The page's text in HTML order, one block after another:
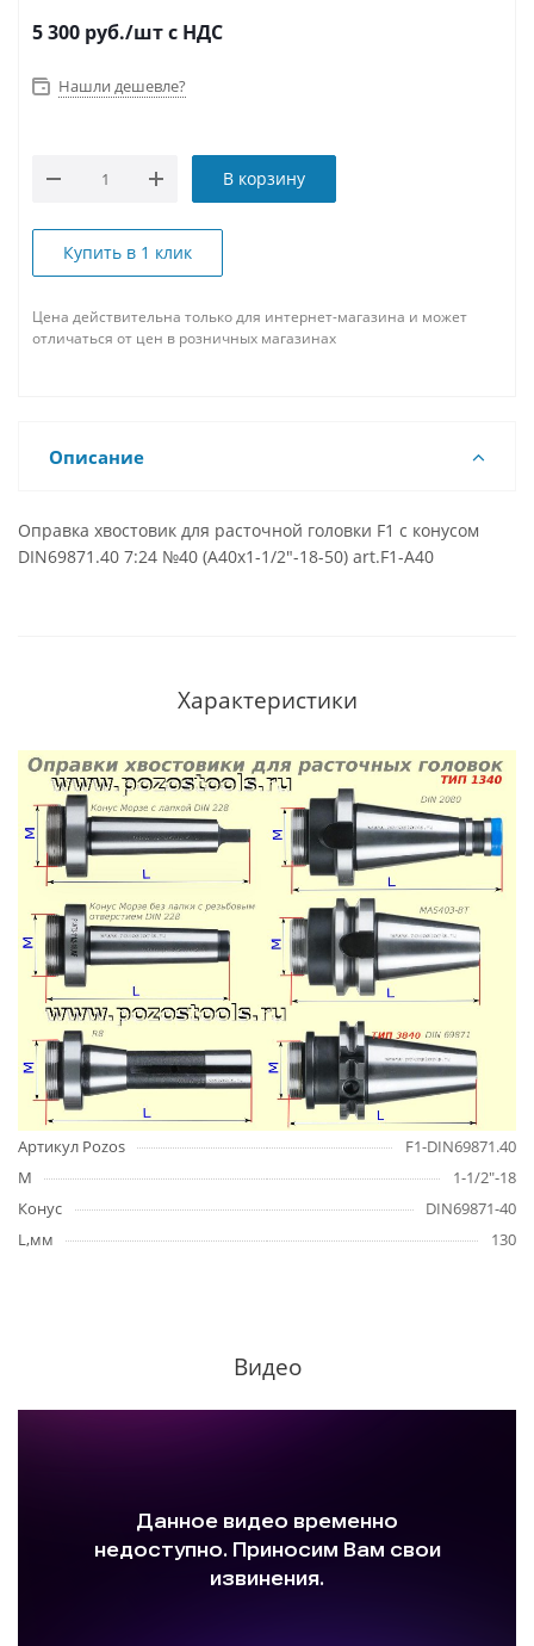
5 300 руб./штс НДС
Нашли дешевле?
В корзину
Купить в 1 клик
Цена действительна только для интернет-магазина и может
отличаться от цен в розничных магазинах
Описание
Оправка хвостовик для расточной головки F1 с конусом
DIN69871.40 7:24 №40 (A40x1-1/2"-18-50) art.F1-A40
Характеристики
Артикул Pozos
F1-DIN69871.40
M
1-1/2"-18
Конус
DIN69871-40
L,мм
130
Видео